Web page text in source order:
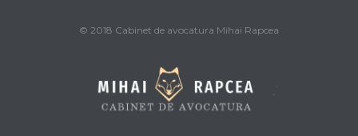
© 2018 Cabinet de avocatura Mihai Rapcea